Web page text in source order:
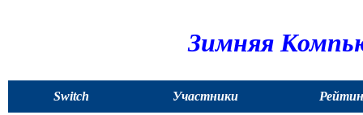
Зимняя
Switch
Участники